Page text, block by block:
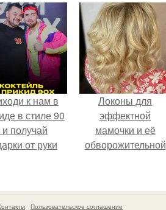
к нам в
в стиле 90
и получай
от руки
Локоны для
эффектной
мамочки и её
обворожительной
Пользовательское соглашение